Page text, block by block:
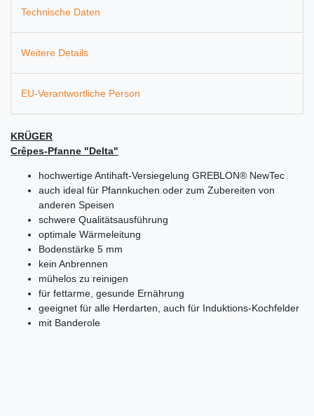
Technische Daten
Weitere Details
EU-Verantwortliche Person
KRÜGER
Crêpes-Pfanne "Delta"
hochwertige Antihaft-Versiegelung GREBLON® NewTec
auch ideal für Pfannkuchen oder zum Zubereiten von
anderen Speisen
schwere Qualitätsausführung
optimale Wärmeleitung
Bodenstärke 5 mm
kein Anbrennen
mühelos zu reinigen
für fettarme, gesunde Ernährung
geeignet für alle Herdarten, auch für Induktions-Kochfelder
mit Banderole